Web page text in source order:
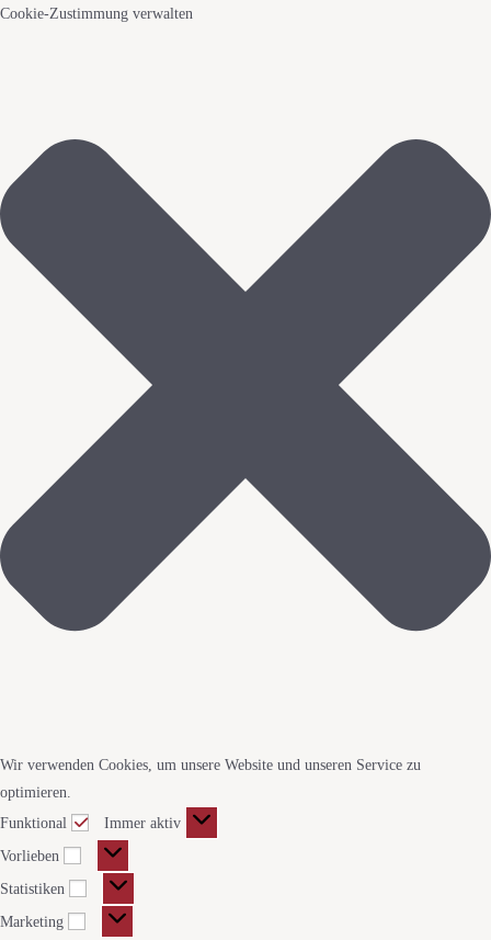
Cookie-Zustimmung verwalten
Wir verwenden Cookies, um unsere Website und unseren Service zu
optimieren.
Funktional
Immer aktiv
Vorlieben
Statistiken
Marketing